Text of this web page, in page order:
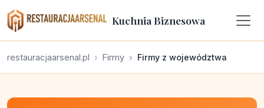
Kuchnia Biznesowa
restauracjaarsenal.pl Firmy Firmy z województwa